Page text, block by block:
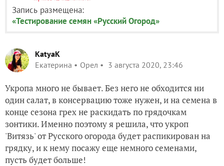
Запись размещена:
«Тестирование семян «Русский Огород»
KatyaK
Екатерина
Орел 3 августа 2020, 23:46
Укропа много не бывает. Без него не обходится ни
один салат, в консервацию тоже нужен, и на семена в
конце сезона грех не раскидать по грядочкам
зонтики. Именно поэтому я решила, что укроп
'Витязь' от Русского огорода будет распикирован на
грядку, и к нему посажу еще немного семенами,
пусть будет больше!